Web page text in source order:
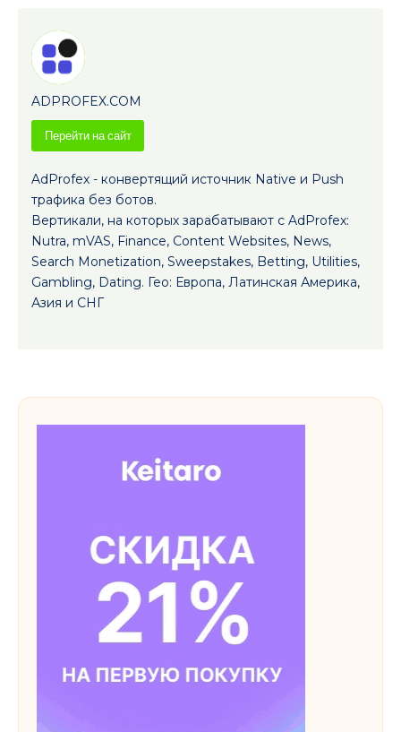
ADPROFEX.COM
Перейти на сайт
AdProfex - конвертящий источник Native и Push
трафика без ботов.
Вертикали, на которых зарабатывают с AdProfex:
Nutra, mVAS, Finance, Сontent Websites, News,
Search Monetization, Sweepstakes, Betting, Utilities,
Gambling, Dating. Гео: Европа, Латинская Америка,
Азия и СНГ